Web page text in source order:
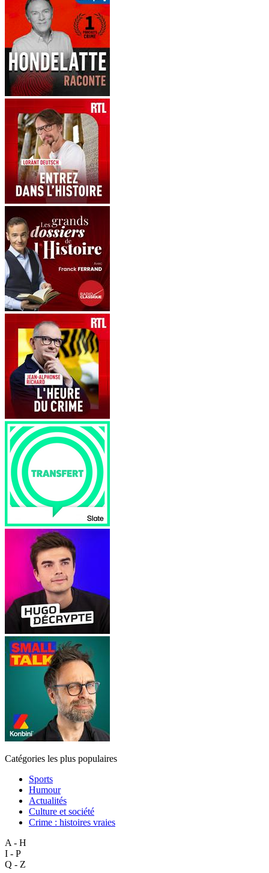
Catégories les plus populaires
Sports
Humour
Actualités
Culture et société
Crime : histoires vraies
A - H
I - P
Q - Z